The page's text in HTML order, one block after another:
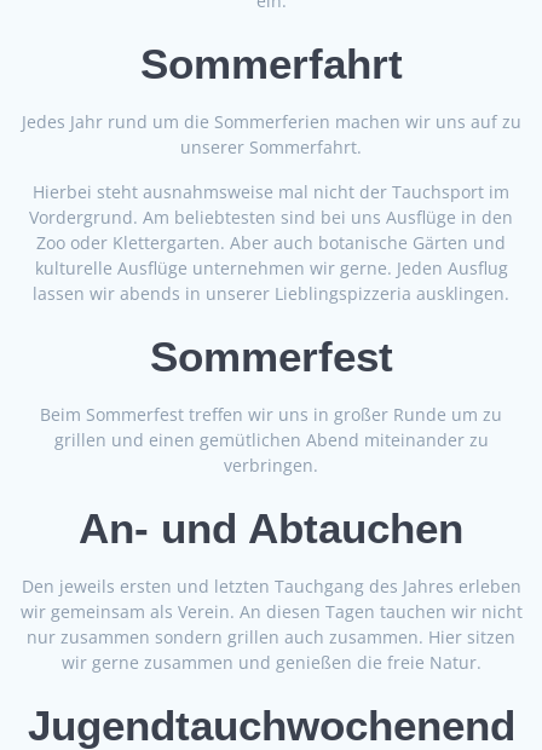
Sommerfahrt
Jedes Jahr rund um die Sommerferien machen wir uns auf zu
unserer Sommerfahrt.
Hierbei steht ausnahmsweise mal nicht der Tauchsport im
Vordergrund. Am beliebtesten sind bei uns Ausflüge in den
Zoo oder Klettergarten. Aber auch botanische Gärten und
kulturelle Ausflüge unternehmen wir gerne. Jeden Ausflug
lassen wir abends in unserer Lieblingspizzeria ausklingen.
Sommerfest
Beim Sommerfest treffen wir uns in großer Runde um zu
grillen und einen gemütlichen Abend miteinander zu
verbringen.
An- und Abtauchen
Den jeweils ersten und letzten Tauchgang des Jahres erleben
wir gemeinsam als Verein. An diesen Tagen tauchen wir nicht
nur zusammen sondern grillen auch zusammen. Hier sitzen
wir gerne zusammen und genießen die freie Natur.
Jugendtauchwochenend